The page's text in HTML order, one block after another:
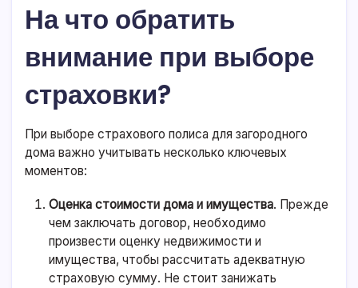
На что обратить
внимание при выборе
страховки?
При выборе страхового полиса для загородного
дома важно учитывать несколько ключевых
моментов:
Оценка стоимости дома и имущества. Прежде
чем заключать договор, необходимо
произвести оценку недвижимости и
имущества, чтобы рассчитать адекватную
страховую сумму. Не стоит занижать